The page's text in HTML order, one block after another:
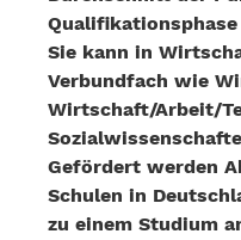
Sie kann in
Verbundfach wie
Wirtschaft/Arbeit/
Gefördert werden
Schulen in
zu einem Studium